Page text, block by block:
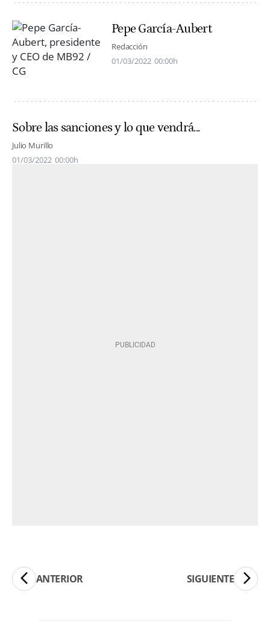
Pepe García-Aubert
Redacción
01/03/2022 00:00h
Sobre las sanciones y lo que vendrá...
Julio Murillo
01/03/2022 00:00h
ANTERIOR SIGUIENTE